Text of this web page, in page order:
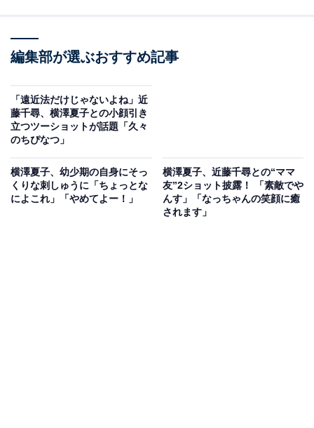
編集部が選ぶおすすめ記事
「遠近法だけじゃないよね」近
藤千尋、横澤夏子との小顔引き
立つツーショットが話題「久々
のちぴなつ」
横澤夏子、幼少期の自身にそっ
くりな刺しゅうに「ちょっとな
によこれ」「やめてよー！」
横澤夏子、近藤千尋との“ママ
友”2ショット披露！ 「素敵でや
んす」「なっちゃんの笑顔に癒
されます」